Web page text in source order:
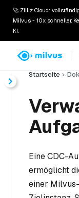
🚀 Zilliz Cloud:
Milvus - 10x schneller.
KI.
Startseite
Eine CDC-
ermöglicht
einer